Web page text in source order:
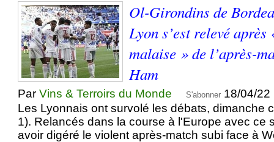
Ol-Girondins de
Lyon s’est relevé
malaise » de l’après-
Ham
ParVins & Terroirs du Monde S'abonner 18/04/22
Les Lyonnais ont survolé les débats, dimanche
1). Relancés dans la course à l'Europe avec ce
avoir digéré le violent après-match subi face à